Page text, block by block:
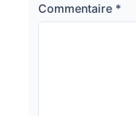
Commentaire *